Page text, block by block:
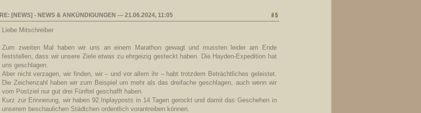
news
Oktober
ist gestartet.
30.
Oktober
Neue Blacklist
online. Bitte kurz
nicht gelöscht
werden möchte.
#5
RE: [NEWS] - NEWS & ANKÜNDIGUNGEN --- 21.06.2024, 11:05
Liebe Mitschreiber
Zum zweiten Mal haben wir uns an einem Marathon gewagt und mussten leider am Ende
feststellen, dass wir unsere Ziele etwas zu ehrgeizig gesteckt haben. Die Hayden-Expedition hat
uns geschlagen.
Aber nicht verzagen, wir finden, wir – und vor allem ihr – habt trotzdem Beträchtliches geleistet.
Die Zeichenzahl haben wir zum Beispiel um mehr als das dreifache geschlagen, auch wenn wir
vom Postziel nur gut drei Fünftel geschafft haben.
Kurz zur Erinnerung, wir haben 92 Inplayposts in 14 Tagen gerockt und damit das Geschehen in
unserem beschaulichen Städtchen ordentlich vorantreiben können.